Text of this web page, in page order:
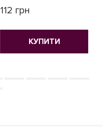
112 грн
КУПИТИ